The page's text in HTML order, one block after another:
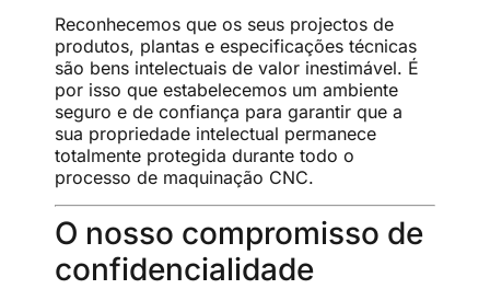
Reconhecemos que os seus projectos de
produtos, plantas e especificações técnicas
são bens intelectuais de valor inestimável. É
por isso que estabelecemos um ambiente
seguro e de confiança para garantir que a
sua propriedade intelectual permanece
totalmente protegida durante todo o
processo de maquinação CNC.
O nosso compromisso de
confidencialidade